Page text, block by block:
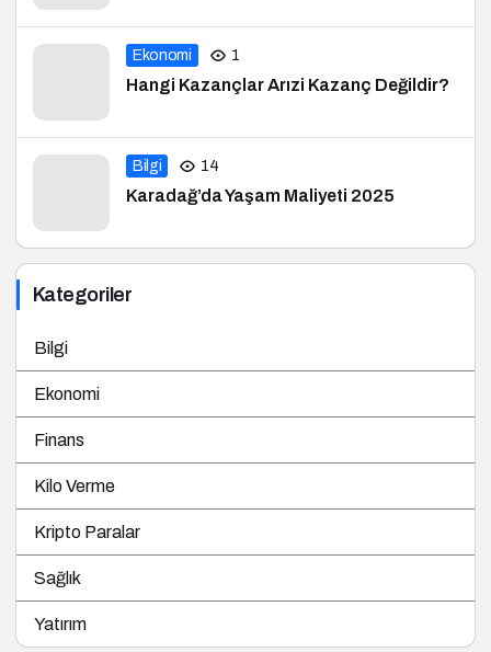
Ekonomi 1
Hangi Kazançlar Arızi Kazanç Değildir?
Bilgi 14
Karadağ’da Yaşam Maliyeti 2025
Kategoriler
Bilgi
Ekonomi
Finans
Kilo Verme
Kripto Paralar
Sağlık
Yatırım